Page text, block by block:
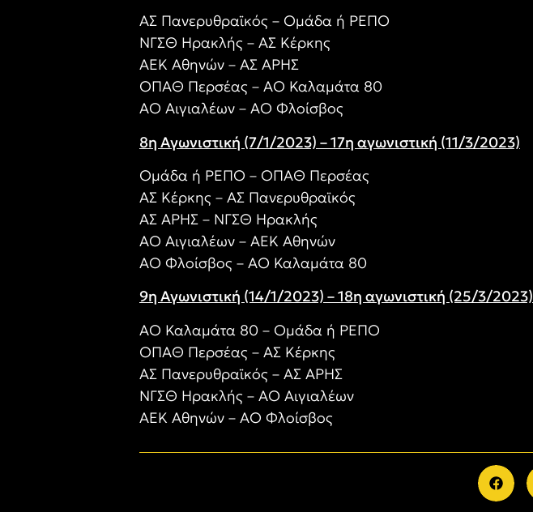
ΑΣ Πανερυθραϊκός – Ομάδα ή ΡΕΠΟ
ΝΓΣΘ Ηρακλής – ΑΣ Κέρκης
ΑΕΚ Αθηνών – ΑΣ ΑΡΗΣ
ΟΠΑΘ Περσέας – ΑΟ Καλαμάτα 80
ΑΟ Αιγιαλέων – ΑΟ Φλοίσβος
8η Αγωνιστική (7/1/2023) – 17η αγωνιστική (11/3/2023)
Ομάδα ή ΡΕΠΟ – ΟΠΑΘ Περσέας
ΑΣ Κέρκης – ΑΣ Πανερυθραϊκός
ΑΣ ΑΡΗΣ – ΝΓΣΘ Ηρακλής
ΑΟ Αιγιαλέων – ΑΕΚ Αθηνών
ΑΟ Φλοίσβος – ΑΟ Καλαμάτα 80
9η Αγωνιστική (14/1/2023) – 18η αγωνιστική (25/3/2023)
ΑΟ Καλαμάτα 80 – Ομάδα ή ΡΕΠΟ
ΟΠΑΘ Περσέας – ΑΣ Κέρκης
ΑΣ Πανερυθραϊκός – ΑΣ ΑΡΗΣ
ΝΓΣΘ Ηρακλής – ΑΟ Αιγιαλέων
ΑΕΚ Αθηνών – ΑΟ Φλοίσβος